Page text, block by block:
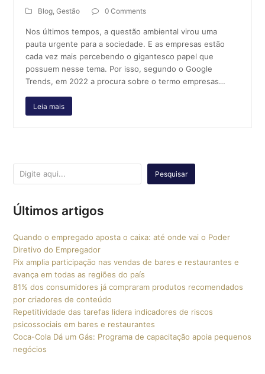
Blog,Gestão 0 Comments
Nos últimos tempos, a questão ambiental virou uma
pauta urgente para a sociedade. E as empresas estão
cada vez mais percebendo o gigantesco papel que
possuem nesse tema. Por isso, segundo o Google
Trends, em 2022 a procura sobre o termo empresas…
Leia mais
Pesquisar
Últimos artigos
Quando o empregado aposta o caixa: até onde vai o Poder
Diretivo do Empregador
Pix amplia participação nas vendas de bares e restaurantes e
avança em todas as regiões do país
81% dos consumidores já compraram produtos recomendados
por criadores de conteúdo
Repetitividade das tarefas lidera indicadores de riscos
psicossociais em bares e restaurantes
Coca-Cola Dá um Gás: Programa de capacitação apoia pequenos
negócios